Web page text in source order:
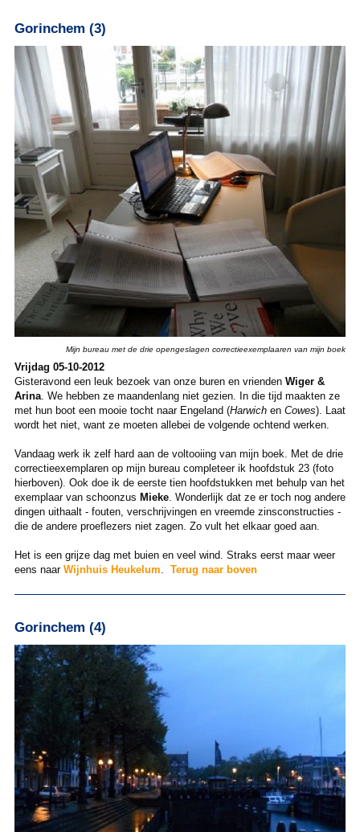
Gorinchem (3)
Mijn bureau met de drie opengeslagen correctieexemplaaren van mijn boek
Vrijdag 05-10-2012
Gisteravond een leuk bezoek van onze buren en vrienden Wiger &
Arina. We hebben ze maandenlang niet gezien. In die tijd maakten ze
met hun boot een mooie tocht naar Engeland (HarwichenCowes). Laat
wordt het niet, want ze moeten allebei de volgende ochtend werken.
Vandaag werk ik zelf hard aan de voltooiing van mijn boek. Met de drie
correctieexemplaren op mijn bureau completeer ik hoofdstuk 23 (foto
hierboven). Ook doe ik de eerste tien hoofdstukken met behulp van het
exemplaar van schoonzus Mieke. Wonderlijk dat ze er toch nog andere
dingen uithaalt - fouten, verschrijvingen en vreemde zinsconstructies -
die de andere proeflezers niet zagen. Zo vult het elkaar goed aan.
Het is een grijze dag met buien en veel wind. Straks eerst maar weer
eens naar Wijnhuis Heukelum Terug naar boven
Gorinchem (4)